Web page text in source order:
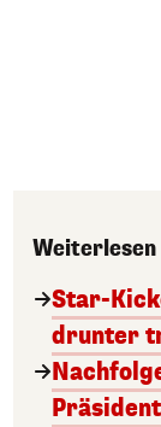
Weiterlesen
Star-
drunter